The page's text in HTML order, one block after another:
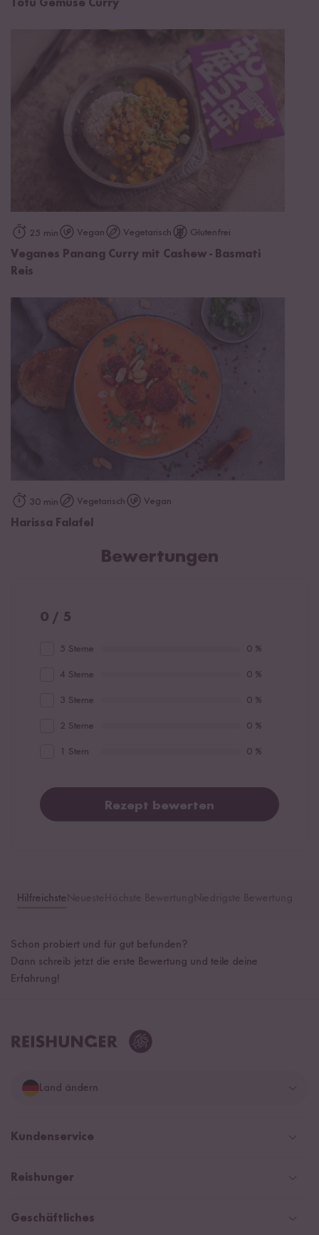
Tofu Gemüse Curry
25 min Vegan Vegetarisch Glutenfrei
Veganes Panang Curry mit Cashew - Basmati
Reis
30 min Vegetarisch Vegan
Harissa Falafel
Bewertungen
0 / 5
5 Sterne 0 %
4 Sterne 0 %
3 Sterne 0 %
2 Sterne 0 %
1 Stern 0 %
Rezept bewerten
Hilfreichste
Schon probiert und für gut befunden?
Dann schreib jetzt die erste Bewertung und teile deine
Erfahrung!
Land ändern
Deutschland
Niederlande
Kundenservice
Help Center & FAQ
Zahlarten
Reishunger
Newsletter
Geschäftliches